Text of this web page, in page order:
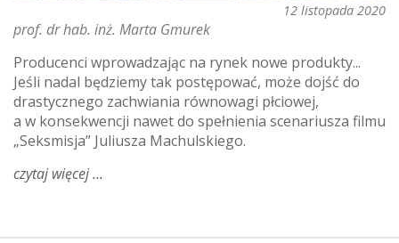
12 listopada 2020
prof. dr hab. inż. Marta Gmurek
Producenci wprowadzając na rynek nowe produkty...
Jeśli nadal będziemy tak postępować, może dojść do
drastycznego zachwiania równowagi płciowej,
a w konsekwencji nawet do spełnienia scenariusza filmu
„Seksmisja” Juliusza Machulskiego.
czytaj więcejo
–